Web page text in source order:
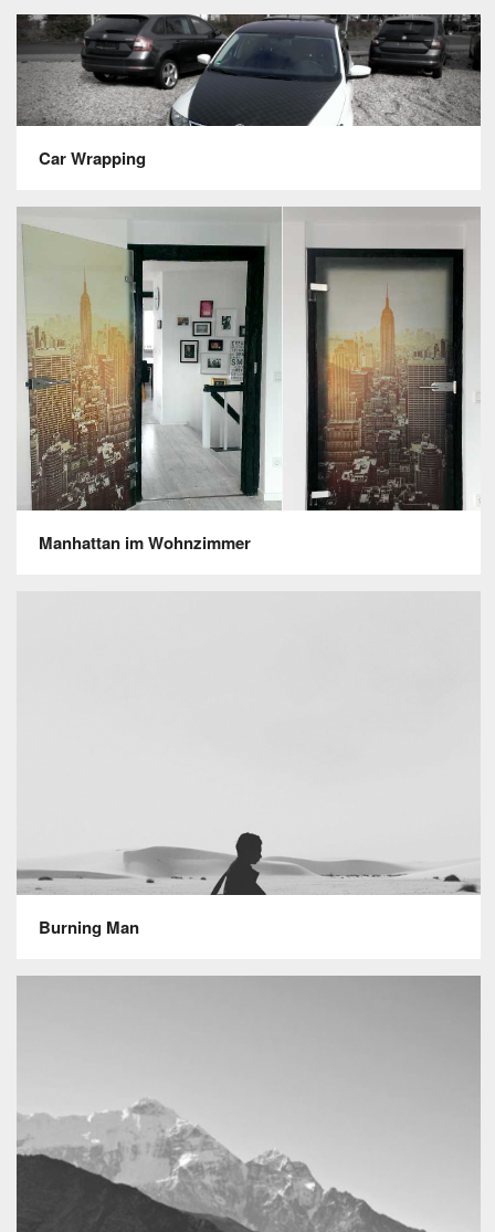
Car Wrapping
Manhattan im Wohnzimmer
Burning Man